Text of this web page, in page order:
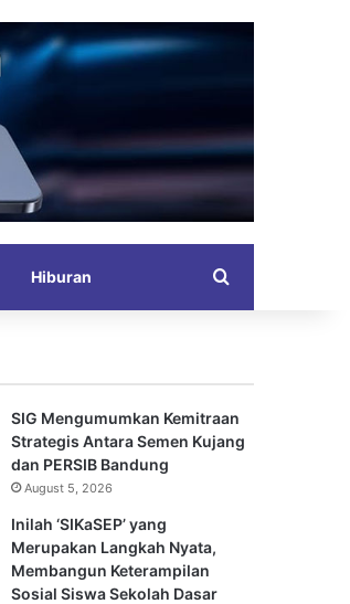
Hiburan
SIG Mengumumkan Kemitraan
Strategis Antara Semen Kujang
dan PERSIB Bandung
August 5, 2026
Inilah ‘SIKaSEP’ yang
Merupakan Langkah Nyata,
Membangun Keterampilan
Sosial Siswa Sekolah Dasar